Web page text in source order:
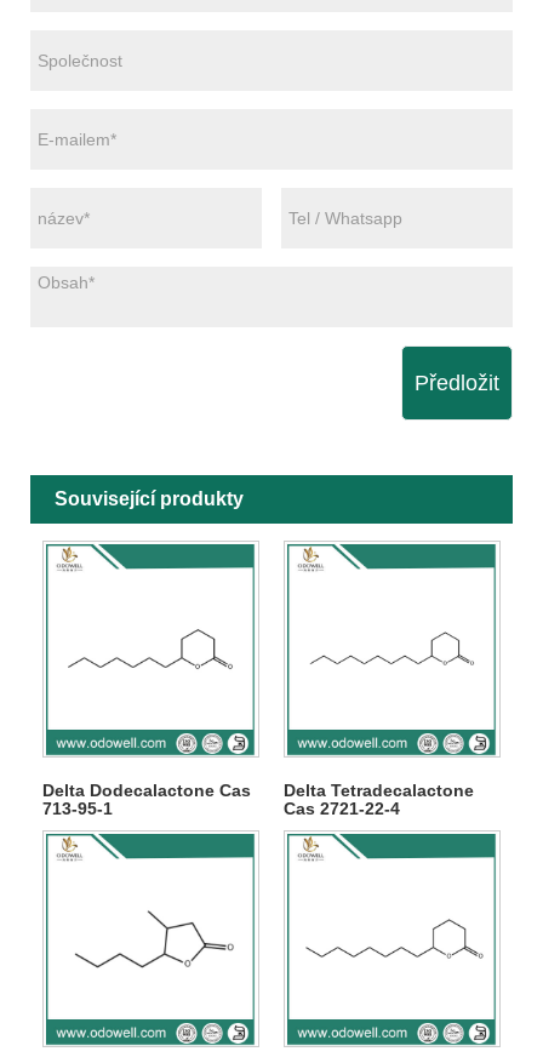
Předložit
Související produkty
Delta Dodecalactone Cas
713-95-1
Delta Tetradecalactone
Cas 2721-22-4